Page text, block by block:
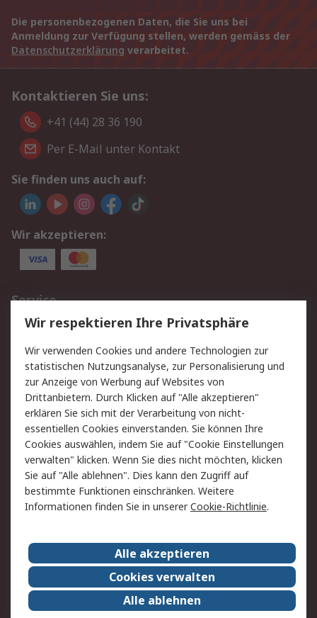
Die personenbezogenen Daten, die Sie uns bei
Anmeldung zur Verfügung stellen, werden gemäss der
Datenschutzerklärung verarbeitet.
Kontaktieren Sie uns:
+41 (44) 28 36 190
Per E-Mail unter Kontakt
Sie finden uns auch auf:
Wir akzeptieren:
Service
Value Added Services
Lieferlösungen
Rücksendungen
Kontakt
Hilfe
Rechtliches
AGB
Datenschutz
Cookie-Richtlinie
Zahlungsbedingungen
Copyright/Impressum
Über RS
Karriere bei RS
Nachhaltigkeit
Qualität/Umwelt/ZertifikatePresse-Center
Event-Center
Wir respektieren Ihre Privatsphäre
Wir verwenden Cookies und andere Technologien zur
statistischen Nutzungsanalyse, zur Personalisierung und
zur Anzeige von Werbung auf Websites von
Drittanbietern. Durch Klicken auf "Alle akzeptieren"
erklären Sie sich mit der Verarbeitung von nicht-
essentiellen Cookies einverstanden. Sie können Ihre
Cookies auswählen, indem Sie auf "Cookie Einstellungen
verwalten" klicken. Wenn Sie dies nicht möchten, klicken
Sie auf "Alle ablehnen". Dies kann den Zugriff auf
bestimmte Funktionen einschränken. Weitere
Informationen finden Sie in unsererCookie-Richtlinie.
Alle akzeptieren
Cookies verwalten
Alle ablehnen